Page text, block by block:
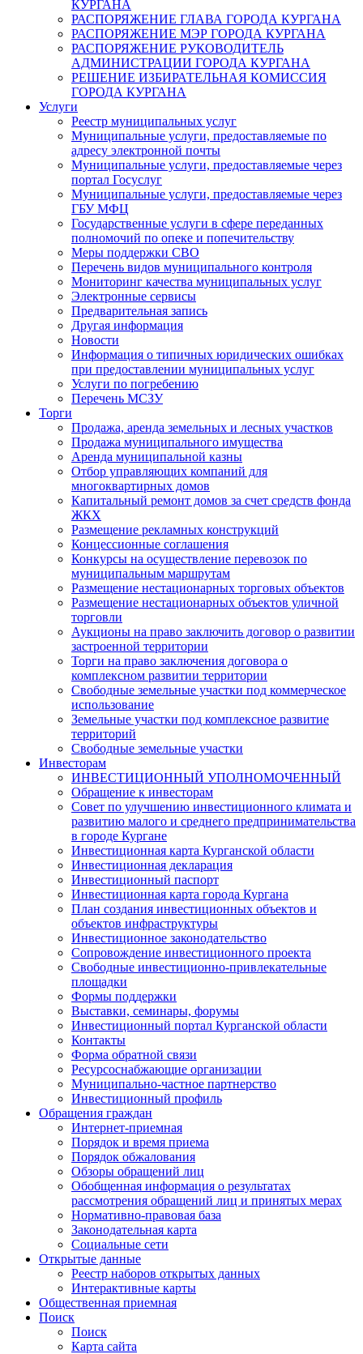
КУРГАНА
РАСПОРЯЖЕНИЕ ГЛАВА ГОРОДА КУРГАНА
РАСПОРЯЖЕНИЕ МЭР ГОРОДА КУРГАНА
РАСПОРЯЖЕНИЕ РУКОВОДИТЕЛЬ
АДМИНИСТРАЦИИ ГОРОДА КУРГАНА
РЕШЕНИЕ ИЗБИРАТЕЛЬНАЯ КОМИССИЯ
ГОРОДА КУРГАНА
Услуги
Реестр муниципальных услуг
Муниципальные услуги, предоставляемые по
адресу электронной почты
Муниципальные услуги, предоставляемые через
портал Госуслуг
Муниципальные услуги, предоставляемые через
ГБУ МФЦ
Государственные услуги в сфере переданных
полномочий по опеке и попечительству
Меры поддержки СВО
Перечень видов муниципального контроля
Мониторинг качества муниципальных услуг
Электронные сервисы
Предварительная запись
Другая информация
Новости
Информация о типичных юридических ошибках
при предоставлении муниципальных услуг
Услуги по погребению
Перечень МСЗУ
Торги
Продажа, аренда земельных и лесных участков
Продажа муниципального имущества
Аренда муниципальной казны
Отбор управляющих компаний для
многоквартирных домов
Капитальный ремонт домов за счет средств фонда
ЖКХ
Размещение рекламных конструкций
Концессионные соглашения
Конкурсы на осуществление перевозок по
муниципальным маршрутам
Размещение нестационарных торговых объектов
Размещение нестационарных объектов уличной
торговли
Аукционы на право заключить договор о развитии
застроенной территории
Торги на право заключения договора о
комплексном развитии территории
Свободные земельные участки под коммерческое
использование
Земельные участки под комплексное развитие
территорий
Свободные земельные участки
Инвесторам
ИНВЕСТИЦИОННЫЙ УПОЛНОМОЧЕННЫЙ
Обращение к инвесторам
Совет по улучшению инвестиционного климата и
развитию малого и среднего предпринимательства
в городе Кургане
Инвестиционная карта Курганской области
Инвестиционная декларация
Инвестиционный паспорт
Инвестиционная карта города Кургана
План создания инвестиционных объектов и
объектов инфраструктуры
Инвестиционное законодательство
Сопровождение инвестиционного проекта
Свободные инвестиционно-привлекательные
площадки
Формы поддержки
Выставки, семинары, форумы
Инвестиционный портал Курганской области
Контакты
Форма обратной связи
Ресурсоснабжающие организации
Муниципально-частное партнерство
Инвестиционный профиль
Обращения граждан
Интернет-приемная
Порядок и время приема
Порядок обжалования
Обзоры обращений лиц
Обобщенная информация о результатах
рассмотрения обращений лиц и принятых мерах
Нормативно-правовая база
Законодательная карта
Социальные сети
Открытые данные
Реестр наборов открытых данных
Интерактивные карты
Общественная приемная
Поиск
Поиск
Карта сайта